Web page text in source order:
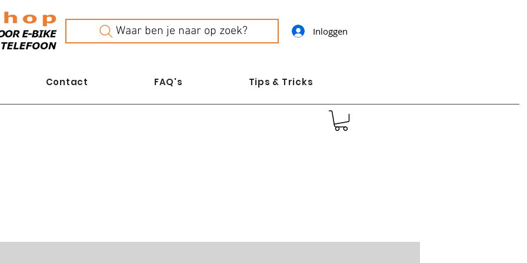
Waar ben je naar op zoek? Inloggen
Contact FAQ's Tips & Tricks